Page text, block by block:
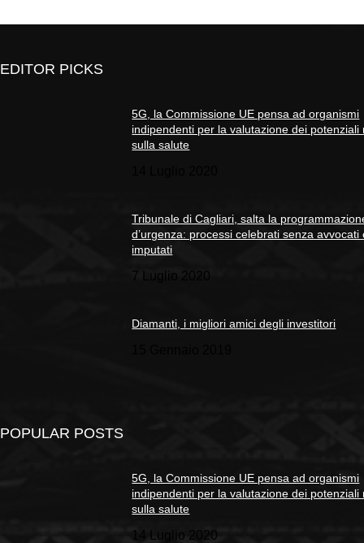
EDITOR PICKS
5G, la Commissione UE pensa ad organismi
indipendenti per la valutazione dei potenziali
sulla salute
Tribunale di Cagliari, salta la
d’urgenza: processi celebrati senza avvocati
imputati
7 Luglio 2020
Diamanti, i migliori amici degli investitori
POPULAR POSTS
5G, la Commissione UE pensa ad organismi
indipendenti per la valutazione dei potenziali
sulla salute
14 Luglio 2020